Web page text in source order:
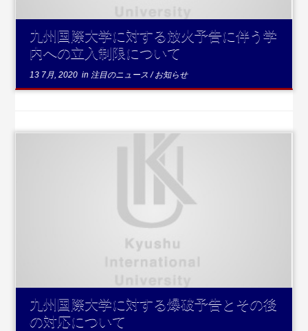
九州国際大学に対する放火予告に伴う学
内への立入制限について
13 7月, 2020 in 注目のニュース/お知らせ
...続きを読む
九州国際大学に対する爆破予告とその後
の対応について